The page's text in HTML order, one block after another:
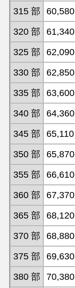
315 部
60,580
320 部
61,340
325 部
62,090
330 部
62,850
335 部
63,600
340 部
64,360
345 部
65,110
350 部
65,870
355 部
66,610
360 部
67,370
365 部
68,120
370 部
68,880
375 部
69,630
380 部
70,380